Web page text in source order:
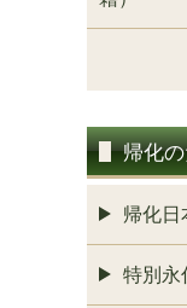
帰化
帰化日
特別永